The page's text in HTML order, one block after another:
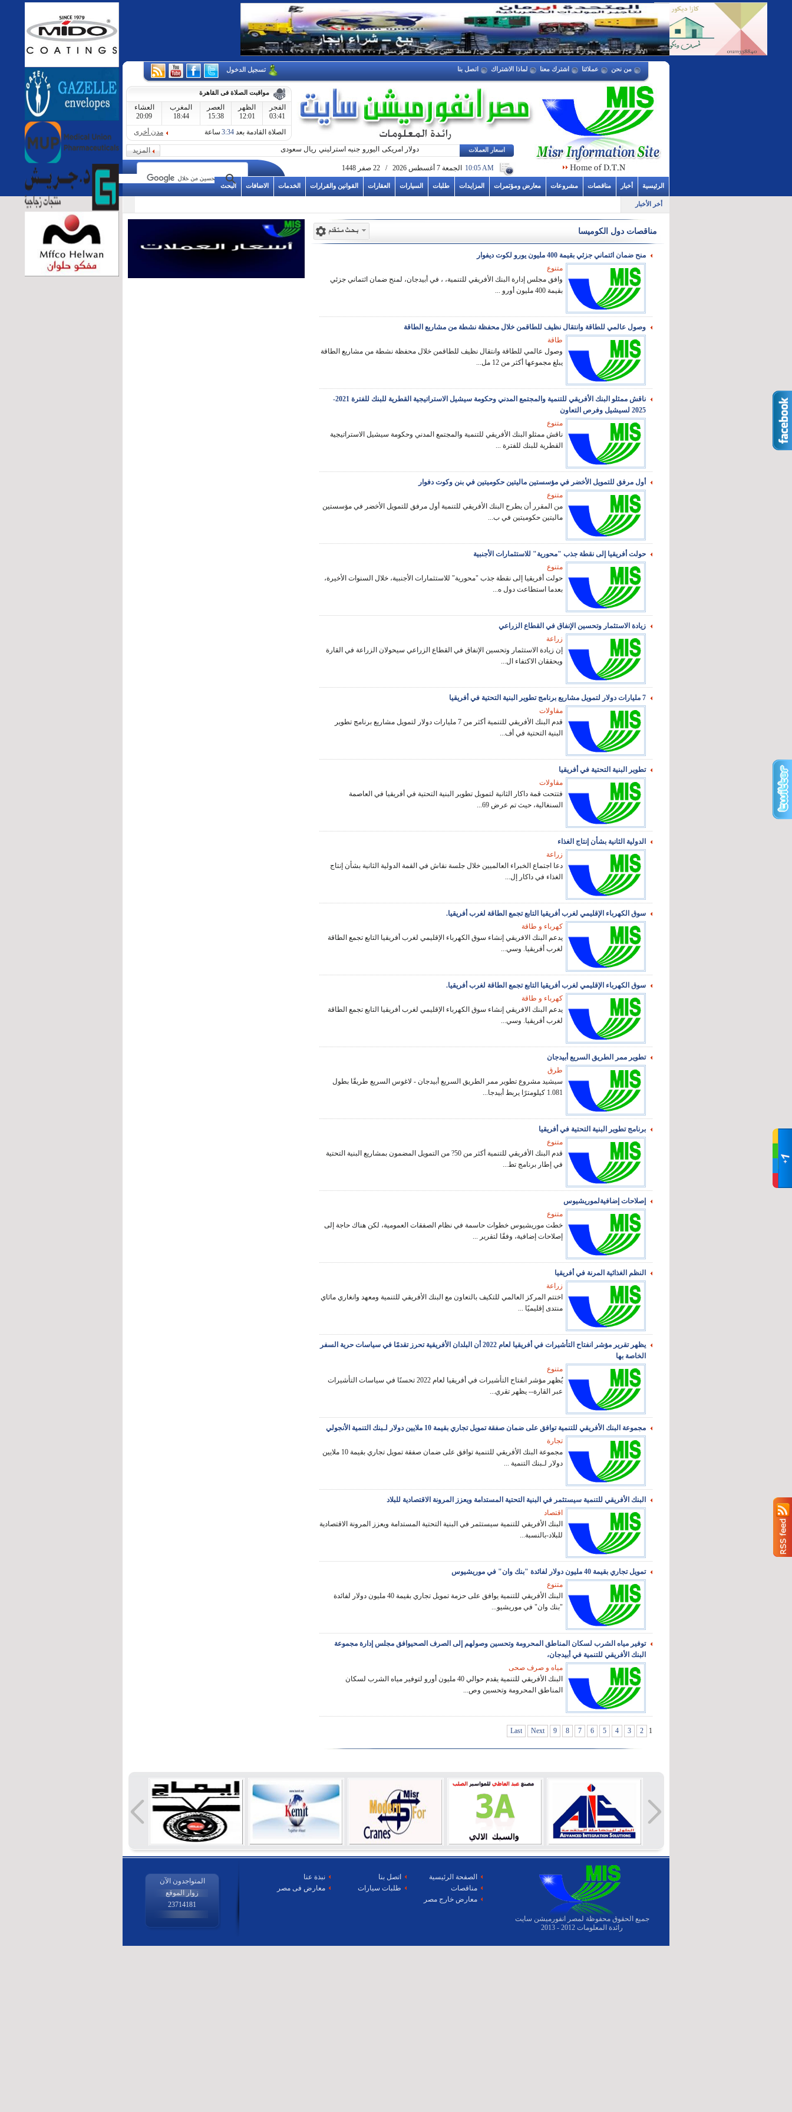
من نحن عملائنا اشترك معنا لماذا الاشتراك اتصل بنا تسجيل الدخول
مواقبت الصلاة فى القاهرة
الفجر
03:41
الظهر
12:01
العصر
15:38
المغرب
18:44
العشاء
20:09
الصلاة القادمة بعد 3:34 ساعة مدن أخرى
اسعار العملات دولار امريكى اليورو جنيه استرليني ريال سعودى المزيد
10:05 AM الجمعة 7 أغسطس 2026 / 22 صفر 1448
الرئيسية أخبار مناقصات مشروعات معارض ومؤتمرات المزايدات طلبات السيارات العقارات القوانين والقرارات الخدمات الاضافات البحث
أخر الأخبار
مناقصات دول الكوميسا
1
2
3
4
5
6
7
8
9
Next
Last
منح ضمان ائتماني جزئي بقيمة 400 مليون يورو لكوت ديفوار
متنوع
وافق مجلس إدارة البنك الأفريقي للتنمية، ، في أبيدجان، لمنح ضمان ائتماني جزئي
بقيمة 400 مليون أورو ...
وصول عالمي للطاقة وانتقال نظيف للطاقمن خلال محفظة نشطة من مشاريع الطاقة
طاقة
وصول عالمي للطاقة وانتقال نظيف للطاقمن خلال محفظة نشطة من مشاريع الطاقة
يبلغ مجموعها أكثر من 12 مل...
ناقش ممثلو البنك الأفريقي للتنمية والمجتمع المدني وحكومة سيشيل الاستراتيجية القطرية للبنك للفترة 2021-
2025 لسيشيل وفرص التعاون
متنوع
ناقش ممثلو البنك الأفريقي للتنمية والمجتمع المدني وحكومة سيشيل الاستراتيجية
القطرية للبنك للفترة ...
أول مرفق للتمويل الأخضر في مؤسستين ماليتين حكوميتين في بنن وكوت دفوار
متنوع
من المقرر أن يطرح البنك الأفريقي للتنمية أول مرفق للتمويل الأخضر في مؤسستين
ماليتين حكوميتين في ب...
حولت أفريقيا إلى نقطة جذب "محورية" للاستثمارات الأجنبية
متنوع
حولت أفريقيا إلى نقطة جذب "محورية" للاستثمارات الأجنبية، خلال السنوات الأخيرة،
بعدما استطاعت دول ه...
زيادة الاستثمار وتحسين الإنفاق في القطاع الزراعي
زراعة
إن زيادة الاستثمار وتحسين الإنفاق في القطاع الزراعي سيحولان الزراعة في القارة
ويحققان الاكتفاء ال...
7 مليارات دولار لتمويل مشاريع برنامج تطوير البنية التحتية في أفريقيا
مقاولات
قدم البنك الأفريقي للتنمية أكثر من 7 مليارات دولار لتمويل مشاريع برنامج تطوير
البنية التحتية في أف...
تطوير البنية التحتية في أفريقيا
مقاولات
فتتحت قمة داكار الثانية لتمويل تطوير البنية التحتية في أفريقيا في العاصمة
السنغالية، حيث تم عرض 69...
الدولية الثانية بشأن إنتاج الغذاء
زراعة
دعا اجتماع الخبراء العالميين خلال جلسة نقاش في القمة الدولية الثانية بشأن إنتاج
الغذاء في داكار إل...
سوق الكهرباء الإقليمي لغرب أفريقيا التابع تجمع الطاقة لغرب أفريقيا.
كهرباء و طاقة
يدعم البنك الافريقي إنشاء سوق الكهرباء الإقليمي لغرب أفريقيا التابع تجمع الطاقة
لغرب أفريقيا. وسي...
سوق الكهرباء الإقليمي لغرب أفريقيا التابع تجمع الطاقة لغرب أفريقيا.
كهرباء و طاقة
يدعم البنك الافريقي إنشاء سوق الكهرباء الإقليمي لغرب أفريقيا التابع تجمع الطاقة
لغرب أفريقيا. وسي...
تطوير ممر الطريق السريع أبيدجان
طرق
سيشيد مشروع تطوير ممر الطريق السريع أبيدجان - لاغوس السريع طريقًا بطول
1.081 كيلومترًا يربط أبيدجا...
برنامج تطوير البنية التحتية في أفريقيا
متنوع
قدم البنك الأفريقي للتنمية أكثر من 50? من التمويل المضمون بمشاريع البنية التحتية
في إطار برنامج تط...
إصلاحات إضافيةلموريشيوس
متنوع
خطت موريشيوس خطوات حاسمة في نظام الصفقات العمومية، لكن هناك حاجة إلى
إصلاحات إضافية، وفقًا لتقرير ...
النظم الغذائية المرنة في أفريقيا
زراعة
اختتم المركز العالمي للتكيف بالتعاون مع البنك الأفريقي للتنمية ومعهد وانغاري ماثاي
منتدى إقليميًا ...
يظهر تقرير مؤشر انفتاح التأشيرات في أفريقيا لعام 2022 أن البلدان الأفريقية تحرز تقدمًا في سياسات حرية السفر
الخاصة بها
متنوع
يُظهر مؤشر انفتاح التأشيرات في أفريقيا لعام 2022 تحسنًا في سياسات التأشيرات
عبر القارة-- يظهر تقري...
مجموعة البنك الأفريقي للتنمية توافق على ضمان صفقة تمويل تجاري بقيمة 10 ملايين دولار لـبنك التنمية الأنجولي
تجارة
مجموعة البنك الأفريقي للتنمية توافق على ضمان صفقة تمويل تجاري بقيمة 10 ملايين
دولار لـبنك التنمية ...
البنك الأفريقي للتنمية سيستثمر في البنية التحتية المستدامة ويعزز المرونة الاقتصادية للبلاد
اقتصاد
البنك الأفريقي للتنمية سيستثمر في البنية التحتية المستدامة ويعزز المرونة الاقتصادية
للبلاد-بالنسبة...
تمويل تجاري بقيمة 40 مليون دولار لفائدة "بنك وان" في موريشيوس
متنوع
البنك الأفريقي للتنمية يوافق على حزمة تمويل تجاري بقيمة 40 مليون دولار لفائدة
"بنك وان" في موريشيو...
توفير مياه الشرب لسكان المناطق المحرومة وتحسين وصولهم إلى الصرف الصحيوافق مجلس إدارة مجموعة
البنك الأفريقي للتنمية في أبيدجان،
مياه و صرف صحى
البنك الأفريقي للتنمية يقدم حوالي 40 مليون أورو لتوفير مياه الشرب لسكان
المناطق المحرومة وتحسين وص...
جميع الحقوق محفوظة لمصر انفورميشن سايت
رائدة المعلومات 2012 - 2013
الصفحة الرئيسية اتصل بنا
نبذة عنا
مناقصات
طلبات سيارات
معارض فى مصر
معارض خارج مصر
المتواجدون الآن
زوار الموقع
23714181